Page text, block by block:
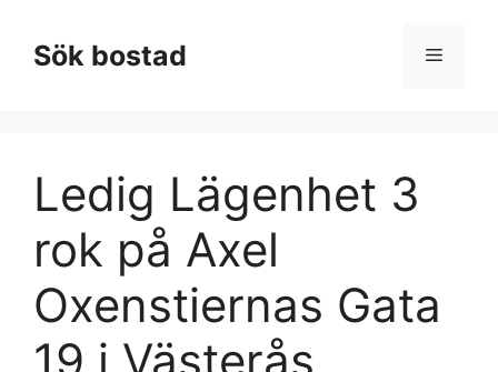
innehållSök bostad Meny
Ledig Lägenhet 3
rok på Axel
Oxenstiernas Gata
19 i Västerås